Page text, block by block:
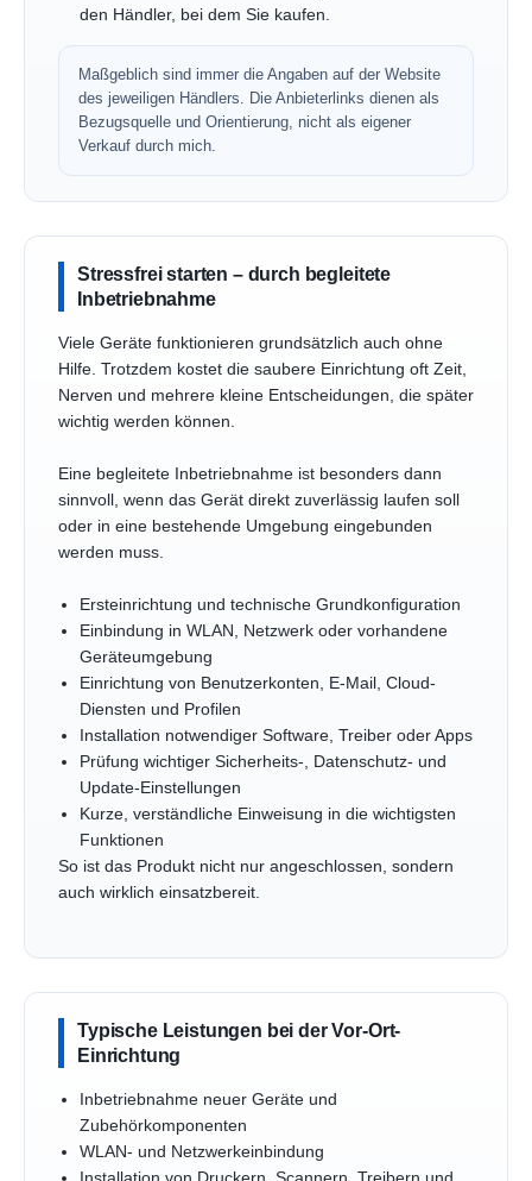
den Händler, bei dem Sie kaufen.
Maßgeblich sind immer die Angaben auf der Website
des jeweiligen Händlers. Die Anbieterlinks dienen als
Bezugsquelle und Orientierung, nicht als eigener
Verkauf durch mich.
Stressfrei starten – durch begleitete
Inbetriebnahme
Viele Geräte funktionieren grundsätzlich auch ohne
Hilfe. Trotzdem kostet die saubere Einrichtung oft Zeit,
Nerven und mehrere kleine Entscheidungen, die später
wichtig werden können.
Eine begleitete Inbetriebnahme ist besonders dann
sinnvoll, wenn das Gerät direkt zuverlässig laufen soll
oder in eine bestehende Umgebung eingebunden
werden muss.
Ersteinrichtung und technische Grundkonfiguration
Einbindung in WLAN, Netzwerk oder vorhandene
Geräteumgebung
Einrichtung von Benutzerkonten, E-Mail, Cloud-
Diensten und Profilen
Installation notwendiger Software, Treiber oder Apps
Prüfung wichtiger Sicherheits-, Datenschutz- und
Update-Einstellungen
Kurze, verständliche Einweisung in die wichtigsten
Funktionen
So ist das Produkt nicht nur angeschlossen, sondern
auch wirklich einsatzbereit.
Typische Leistungen bei der Vor-Ort-
Einrichtung
Inbetriebnahme neuer Geräte und
Zubehörkomponenten
WLAN- und Netzwerkeinbindung